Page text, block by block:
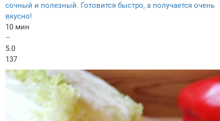
сочный и полезный. Готовится быстро, а получается очень
вкусно!
10 мин
–
5.0
137